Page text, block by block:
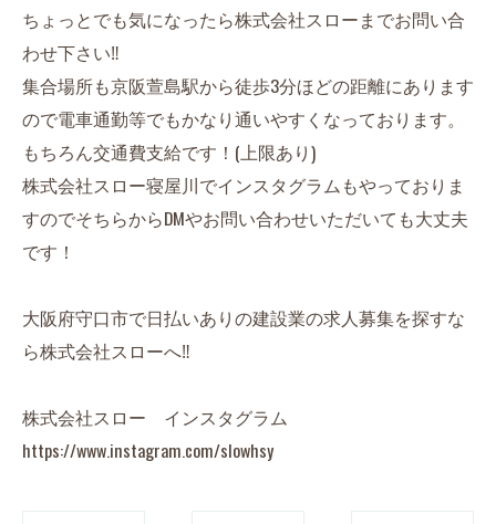
ちょっとでも気になったら株式会社スローまでお問い合
わせ下さい‼︎
集合場所も京阪萱島駅から徒歩3分ほどの距離にあります
ので電車通勤等でもかなり通いやすくなっております。
もちろん交通費支給です！(上限あり)
株式会社スロー寝屋川でインスタグラムもやっておりま
すのでそちらからDMやお問い合わせいただいても大丈夫
です！
大阪府守口市で日払いありの建設業の求人募集を探すな
ら株式会社スローへ‼︎
株式会社スロー インスタグラム
https://www.instagram.com/slowhsy